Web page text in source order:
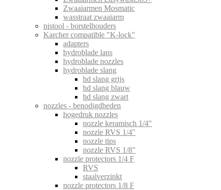
Zwaaiarmen Mosmatic
wasstraat zwaaiarm
pistool - borstelhouders
Karcher compatible "K-lock"
adapters
hydroblade lans
hydroblade nozzles
hydroblade slang
hd slang grijs
hd slang blauw
hd slang zwart
nozzles - benodigdheden
hogedruk nozzles
nozzle keramisch 1/4"
nozzle RVS 1/4"
nozzle tips
nozzle RVS 1/8"
nozzle protectors 1/4 F
RVS
staalverzinkt
nozzle protectors 1/8 F